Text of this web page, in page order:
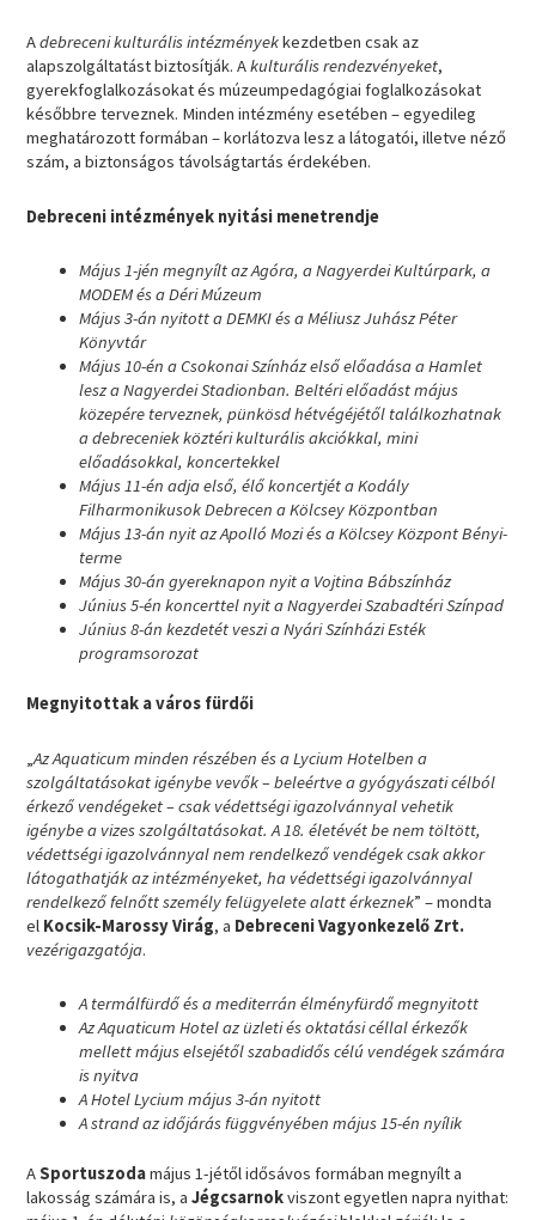
Adebreceni kulturális intézményekkezdetben csak az
alapszolgáltatást biztosítják. Akulturális rendezvényeket,
gyerekfoglalkozásokat és múzeumpedagógiai foglalkozásokat
későbbre terveznek. Minden intézmény esetében – egyedileg
meghatározott formában – korlátozva lesz a látogatói, illetve néző
szám, a biztonságos távolságtartás érdekében.
Debreceni intézmények nyitási menetrendje
Május 1-jén megnyílt az Agóra, a Nagyerdei Kultúrpark, a
MODEM és a Déri Múzeum
Május 3-án nyitott a DEMKI és a Méliusz Juhász Péter
Könyvtár
Május 10-én a Csokonai Színház első előadása a Hamlet
lesz a Nagyerdei Stadionban. Beltéri előadást május
közepére terveznek, pünkösd hétvégéjétől találkozhatnak
a debreceniek köztéri kulturális akciókkal, mini
előadásokkal, koncertekkel
Május 11-én adja első, élő koncertjét a Kodály
Filharmonikusok Debrecen a Kölcsey Központban
Május 13-án nyit az Apolló Mozi és a Kölcsey Központ Bényi-
terme
Május 30-án gyereknapon nyit a Vojtina Bábszínház
Június 5-én koncerttel nyit a Nagyerdei Szabadtéri Színpad
Június 8-án kezdetét veszi a Nyári Színházi Esték
programsorozat
Megnyitottak a város fürdői
„Az Aquaticum minden részében és a Lycium Hotelben a
szolgáltatásokat igénybe vevők – beleértve a gyógyászati célból
érkező vendégeket – csak védettségi igazolvánnyal vehetik
igénybe a vizes szolgáltatásokat. A 18. életévét be nem töltött,
védettségi igazolvánnyal nem rendelkező vendégek csak akkor
látogathatják az intézményeket, ha védettségi igazolvánnyal
rendelkező felnőtt személy felügyelete alatt érkeznek” – mondta
el Kocsik-Marossy Virág, a Debreceni Vagyonkezelő Zrt.
vezérigazgatója.
A termálfürdő és a mediterrán élményfürdő megnyitott
Az Aquaticum Hotel az üzleti és oktatási céllal érkezők
mellett május elsejétől szabadidős célú vendégek számára
is nyitva
A Hotel Lycium május 3-án nyitott
A strand az időjárás függvényében május 15-én nyílik
ASportuszodamájus 1-jétől idősávos formában megnyílt a
lakosság számára is, aJégcsarnokviszont egyetlen napra nyithat: